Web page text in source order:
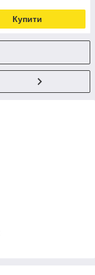
Купити